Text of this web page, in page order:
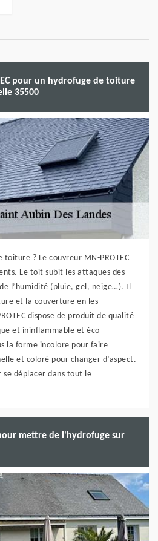
pour un hydrofuge de toiture
35500
toiture ? Le couvreur MN-PROTEC
Le toit subit les attaques des
l’humidité (pluie, gel, neige…). Il
et la couverture en les
dispose de produit de qualité
et ininflammable et éco-
la forme incolore pour faire
et coloré pour changer d’aspect.
se déplacer dans tout le
pour mettre de l'hydrofuge sur